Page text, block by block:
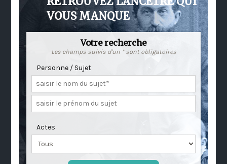
VOUS MANQUE
Votre recherche
Les champs suivis d'un * sont obligatoires
Personne / Sujet
Actes